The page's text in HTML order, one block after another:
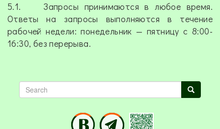
5.1. Запросы принимаются в любое время.
Ответы на запросы выполняются в течение
рабочей недели: понедельник — пятницу с 8:00-
16:30, без перерыва.
Search Search